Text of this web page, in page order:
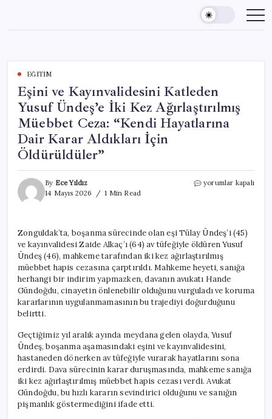
content
EĞITIM
Eşini ve Kayınvalidesini Katleden
Yusuf Ündeş’e İki Kez Ağırlaştırılmış
Müebbet Ceza: “Kendi Hayatlarına
Dair Karar Aldıkları İçin
Öldürüldüler”
By Ece Yıldız
14 Mayıs 2026
1 Min Read
Eşini
Ündeş’e
İki
Kez
Ağırlaştırılmış
Müebbet
Ceza:
“Kendi
Hayatlarına
Aldıkları
İçin
Öldürüldüler”
için
yorumlar kapalı
Zonguldak’ta, boşanma sürecinde olan eşi Tülay Ündeş’i (45)
ve kayınvalidesi Zaide Alkaç’ı (64) av tüfeğiyle öldüren Yusuf
Ündeş (46), mahkeme tarafından iki kez ağırlaştırılmış
müebbet hapis cezasına çarptırıldı. Mahkeme heyeti, sanığa
herhangi bir indirim yapmazken, davanın avukatı Hande
Gündoğdu, cinayetin önlenebilir olduğunu vurguladı ve koruma
kararlarının uygulanmamasının bu trajediyi doğurduğunu
belirtti.
Geçtiğimiz yıl aralık ayında meydana gelen olayda, Yusuf
Ündeş, boşanma aşamasındaki eşini ve kayınvalidesini,
hastaneden dönerken av tüfeğiyle vurarak hayatlarını sona
erdirdi. Dava sürecinin karar duruşmasında, mahkeme sanığa
iki kez ağırlaştırılmış müebbet hapis cezası verdi. Avukat
Gündoğdu, bu hızlı kararın sevindirici olduğunu ve sanığın
pişmanlık göstermediğini ifade etti.